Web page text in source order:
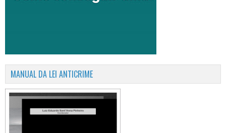
MANUAL DA LEI ANTICRIME